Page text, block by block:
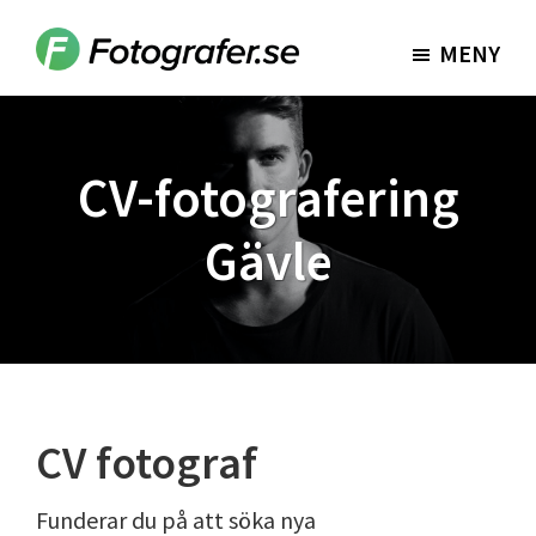
Fotografer.se MENY
CV-fotografering
Gävle
CV fotograf
Funderar du på att söka nya